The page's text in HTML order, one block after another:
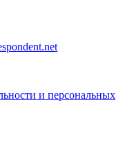
и персональных